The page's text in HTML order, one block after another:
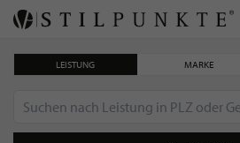
LEISTUNG MARKE